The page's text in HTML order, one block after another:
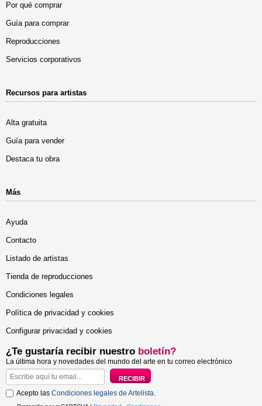
Por qué comprar
Guía para comprar
Reproducciones
Servicios corporativos
Recursos para artistas
Alta gratuita
Guía para vender
Destaca tu obra
Más
Ayuda
Contacto
Listado de artistas
Tienda de reproducciones
Condiciones legales
Política de privacidad y cookies
Configurar privacidad y cookies
¿Te gustaría recibir nuestro boletín?
La última hora y novedades del mundo del arte en tu correo electrónico
Acepto las Condiciones legales de Artelista.